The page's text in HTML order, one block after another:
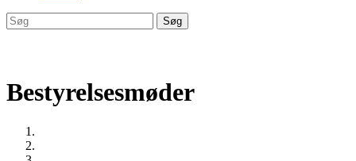
Søg
Bestyrelsesmøder